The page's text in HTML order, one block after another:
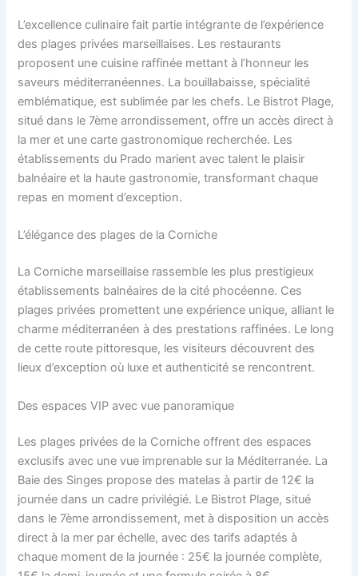
L’excellence culinaire fait partie intégrante de l’expérience
des plages privées marseillaises. Les restaurants
proposent une cuisine raffinée mettant à l’honneur les
saveurs méditerranéennes. La bouillabaisse, spécialité
emblématique, est sublimée par les chefs. Le Bistrot Plage,
situé dans le 7ème arrondissement, offre un accès direct à
la mer et une carte gastronomique recherchée. Les
établissements du Prado marient avec talent le plaisir
balnéaire et la haute gastronomie, transformant chaque
repas en moment d’exception.
L’élégance des plages de la Corniche
La Corniche marseillaise rassemble les plus prestigieux
établissements balnéaires de la cité phocéenne. Ces
plages privées promettent une expérience unique, alliant le
charme méditerranéen à des prestations raffinées. Le long
de cette route pittoresque, les visiteurs découvrent des
lieux d’exception où luxe et authenticité se rencontrent.
Des espaces VIP avec vue panoramique
Les plages privées de la Corniche offrent des espaces
exclusifs avec une vue imprenable sur la Méditerranée. La
Baie des Singes propose des matelas à partir de 12€ la
journée dans un cadre privilégié. Le Bistrot Plage, situé
dans le 7ème arrondissement, met à disposition un accès
direct à la mer par échelle, avec des tarifs adaptés à
chaque moment de la journée : 25€ la journée complète,